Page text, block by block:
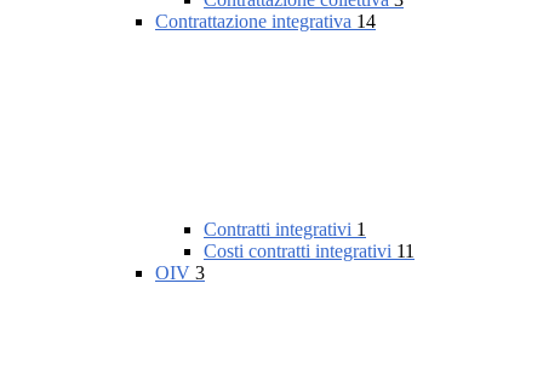
Contrattazione integrativa 14
Contratti integrativi 1
Costi contratti integrativi 11
OIV 3